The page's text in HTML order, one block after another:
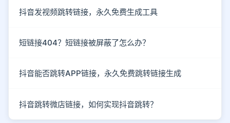
抖音发视频跳转链接，永久免费生成工具
短链接404？短链接被屏蔽了怎么办？
抖音能否跳转APP链接，永久免费跳转链接生成
抖音跳转微店链接，如何实现抖音跳转？